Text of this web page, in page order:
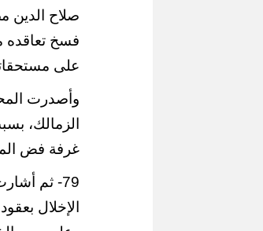
صلاح الدين
فسخ تعاقده
على
وأصدرت
الزمالك،
غرفة فض
79- ثم
الإخلال